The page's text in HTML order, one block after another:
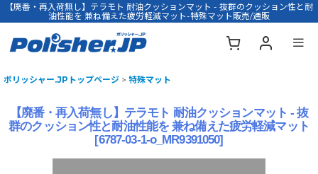
【廃番・再入荷無し】テラモト 耐油クッションマット - 抜群のクッション性と耐
油性能を 兼ね備えた疲労軽減マット-特殊マット販売/通販
ポリッシャー.JPトップページ > 特殊マット
【廃番・再入荷無し】テラモト 耐油クッションマット - 抜
群のクッション性と耐油性能を 兼ね備えた疲労軽減マット
[6787-03-1-o_MR9391050]